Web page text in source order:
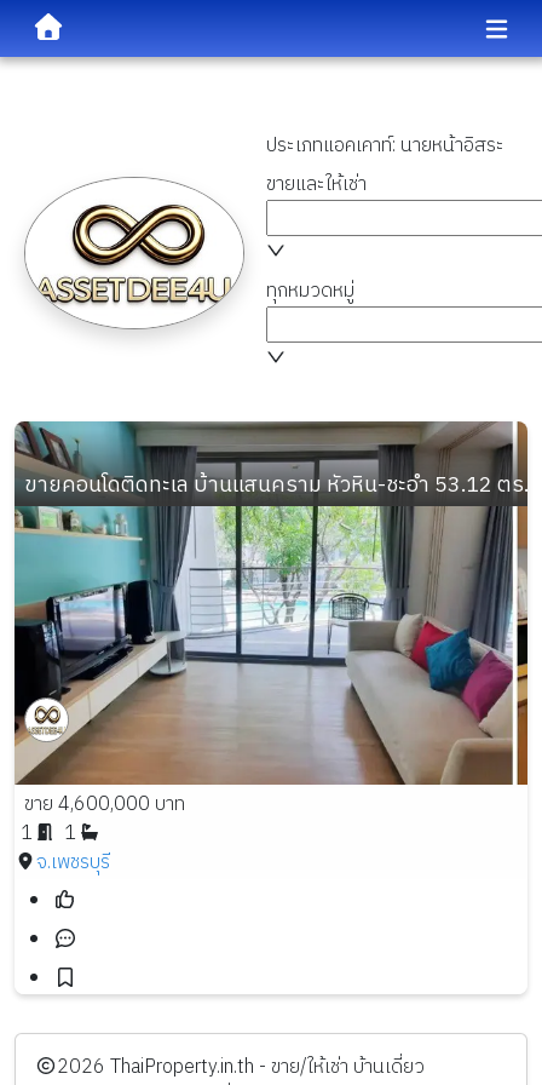
ประเภทแอคเคาท์: นายหน้าอิสระ
ขายและให้เช่า
ทุกหมวดหมู่
ขายคอนโดติดทะเล บ้านแสนคราม หัวหิน-ชะอำ 53.12 ตร
ขาย 4,600,000 บาท
1
1
จ.เพชรบุรี
️2026 ThaiProperty.in.th - ขาย/ให้เช่า บ้านเดี่ยว